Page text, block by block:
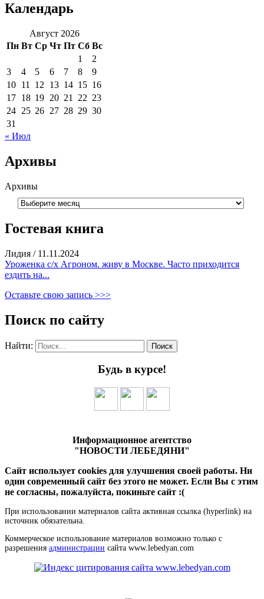
Календарь
Август 2026
Пн Вт Ср Чт Пт Сб Вс
1
2
3
4 5 6 7 8
9
10 11 12 13 14 15 16
17 18 19 20 21 22 23
24 25 26 27 28 29 30
31
« Июл
Архивы
Архивы
Гостевая книга
Лидия / 11.11.2024
Уроженка с/х Агроном. живу в Москве. Часто приходится
ездить на...
Оставьте свою запись >>>
Поиск по сайту
Найти:
Будь в курсе!
Информационное агентство
"НОВОСТИ ЛЕБЕДЯНИ"
Сайт использует cookies для улучшения своей работы. Ни
один современный сайт без этого не может. Если Вы с этим
не согласны, пожалуйста, покиньте сайт :(
При использовании материалов сайта активная ссылка (hyperlink) на
источник обязательна.
Коммерческое использование материалов возможно только с
разрешения администрации сайта www.lebedyan.com